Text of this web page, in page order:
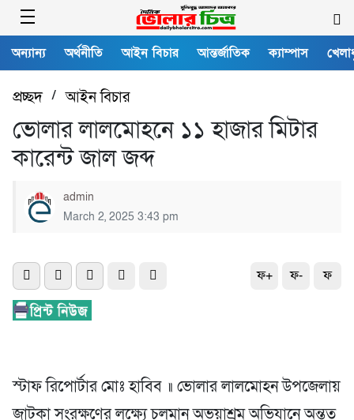
অন্যান্য অর্থনীতি আইন বিচার আন্তর্জাতিক ক্যাম্পাস
প্রচ্ছদ/আইন বিচার
ভোলার লালমোহনে ১১ হাজার মিটার
কারেন্ট জাল জব্দ
admin
March 2, 2025 3:43 pm
ফ+ ফ- ফ
স্টাফ রিপোর্টার মোঃ হাবিব ॥ ভোলার লালমোহন উপজেলায়
জাটকা সংরক্ষণের লক্ষ্যে চলমান অভয়াশ্রম অভিযানে অন্তত